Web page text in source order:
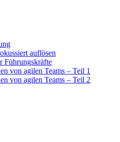
auflösen
Führungskräfte
von agilen Teams – Teil 1
von agilen Teams – Teil 2